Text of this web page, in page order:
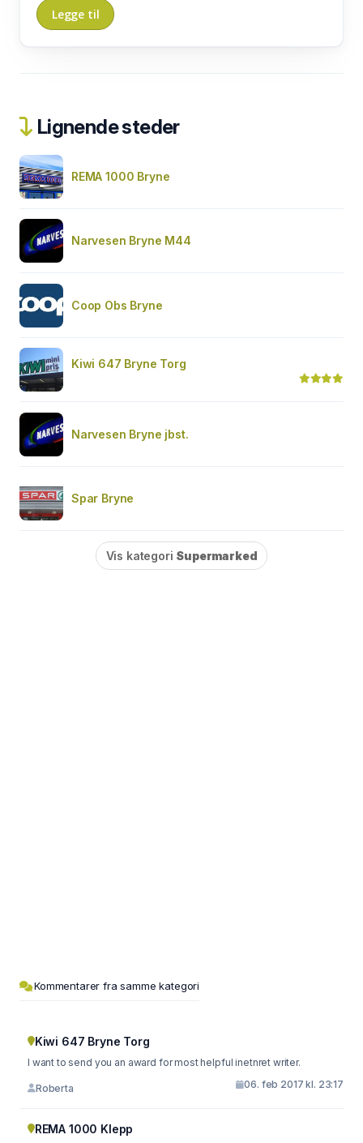
Lignende steder
REMA 1000 Bryne
Narvesen Bryne M44
Coop Obs Bryne
Kiwi 647 Bryne Torg
Narvesen Bryne jbst.
Spar Bryne
Vis kategori Supermarked
Kommentarer fra samme kategori
Kiwi 647 Bryne Torg
I want to send you an award for most helpful inetnret writer.
Roberta 06. feb 2017 kl. 23:17
REMA 1000 Klepp